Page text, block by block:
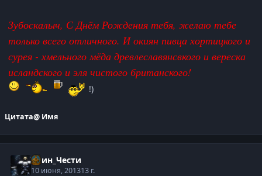
Зубоскалыч, С Днём Рождения тебя, желаю тебе
только всего отличного. И окиян пивца хортицкого и
сурея - хмельного мёда древлеславянсвкого и вереска
исландского и эля чистого британского!
!)
Цитата@ Имя
Воин_Чести
10 июня, 201313 г.